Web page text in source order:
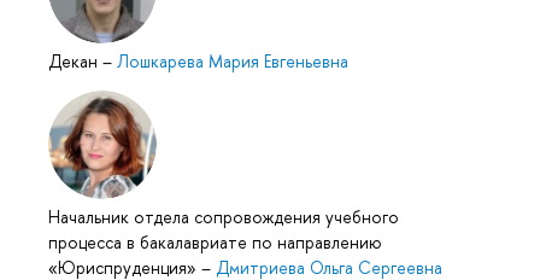
Декан – Лошкарева Мария Евгеньевна
Начальник отдела сопровождения учебного
процесса в бакалавриате по направлению
«Юриспруденция» – Дмитриева Ольга Сергеевна